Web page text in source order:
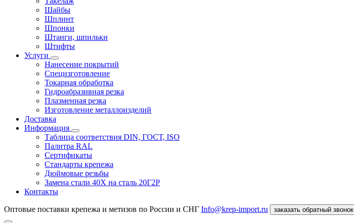
Шайбы
Шплинт
Шпонки
Штанги, шпильки
Штифты
Услуги
Нанесение покрытий
Специзготовление
Токарная обработка
Гидроабразивная резка
Плазменная резка
Изготовление металлоизделий
Доставка
Информация
Таблица соответствия DIN, ГОСТ, ISO
Палитра RAL
Сертификаты
Стандарты крепежа
Дюймовые резьбы
Замена стали 40Х на сталь 20Г2Р
Контакты
Оптовые поставки крепежа и метизов по России и СНГ Info@krep-import.ru заказать обратный звонок